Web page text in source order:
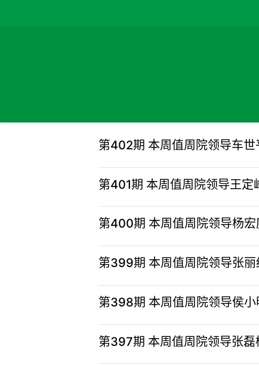
第402期 本周值周院领导车
第401期 本周值周院领导王
第400期 本周值周院领导杨
第399期 本周值周院领导张
第398期 本周值周院领导侯
第397期 本周值周院领导张磊